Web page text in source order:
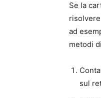
Se la
ad
metodi
sul